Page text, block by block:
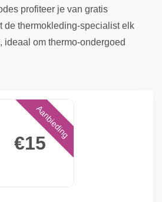
profiteer je van gratis
de thermokleding-specialist elk
ideaal om thermo-ondergoed
€15
Aanbieding